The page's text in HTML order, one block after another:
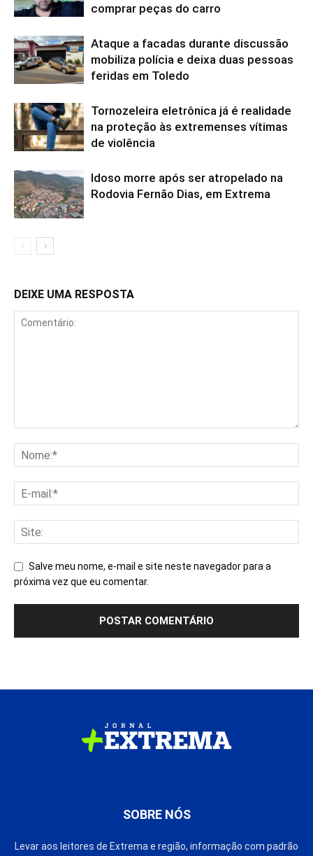
comprar peças do carro
Ataque a facadas durante discussão
mobiliza polícia e deixa duas pessoas
feridas em Toledo
Tornozeleira eletrônica já é realidade
na proteção às extremenses vítimas
de violência
Idoso morre após ser atropelado na
Rodovia Fernão Dias, em Extrema
DEIXE UMA RESPOSTA
Salve meu nome, e-mail e site neste navegador para a
próxima vez que eu comentar.
SOBRE NÓS
Levar aos leitores de Extrema e região, informação com padrão